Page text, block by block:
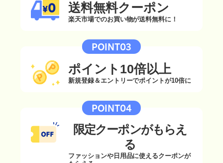
送料無料クーポン
楽天市場でのお買い物が送料無料に！
POINT03
ポイント10倍以上
新規登録＆エントリーでポイントが10倍に
POINT04
限定クーポンがもらえ
る
ファッションや日用品に使えるクーポンが